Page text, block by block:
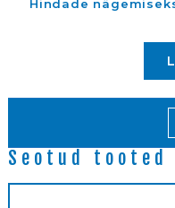
Hindade
Seotud tooted